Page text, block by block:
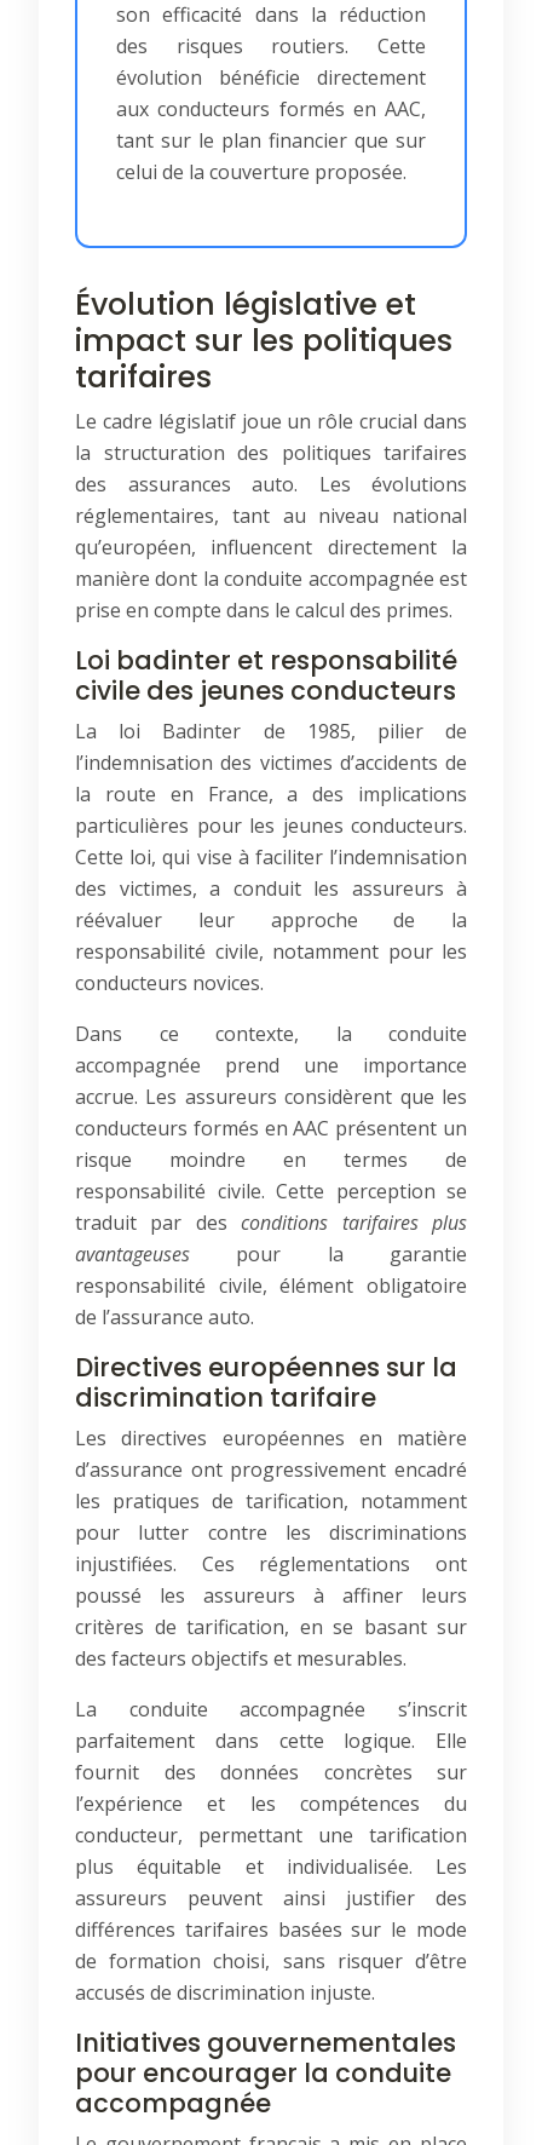
son efficacité dans la réduction
des risques routiers. Cette
évolution bénéficie directement
aux conducteurs formés en AAC,
tant sur le plan financier que sur
celui de la couverture proposée.
Évolution législative et
impact sur les politiques
tarifaires
Le cadre législatif joue un rôle crucial dans
la structuration des politiques tarifaires
des assurances auto. Les évolutions
réglementaires, tant au niveau national
qu’européen, influencent directement la
manière dont la conduite accompagnée est
prise en compte dans le calcul des primes.
Loi badinter et responsabilité
civile des jeunes conducteurs
La loi Badinter de 1985, pilier de
l’indemnisation des victimes d’accidents de
la route en France, a des implications
particulières pour les jeunes conducteurs.
Cette loi, qui vise à faciliter l’indemnisation
des victimes, a conduit les assureurs à
réévaluer leur approche de la
responsabilité civile, notamment pour les
conducteurs novices.
Dans ce contexte, la conduite
accompagnée prend une importance
accrue. Les assureurs considèrent que les
conducteurs formés en AAC présentent un
risque moindre en termes de
responsabilité civile. Cette perception se
traduit par desconditions tarifaires plus
avantageuses pour la garantie
responsabilité civile, élément obligatoire
de l’assurance auto.
Directives européennes sur la
discrimination tarifaire
Les directives européennes en matière
d’assurance ont progressivement encadré
les pratiques de tarification, notamment
pour lutter contre les discriminations
injustifiées. Ces réglementations ont
poussé les assureurs à affiner leurs
critères de tarification, en se basant sur
des facteurs objectifs et mesurables.
La conduite accompagnée s’inscrit
parfaitement dans cette logique. Elle
fournit des données concrètes sur
l’expérience et les compétences du
conducteur, permettant une tarification
plus équitable et individualisée. Les
assureurs peuvent ainsi justifier des
différences tarifaires basées sur le mode
de formation choisi, sans risquer d’être
accusés de discrimination injuste.
Initiatives gouvernementales
pour encourager la conduite
accompagnée